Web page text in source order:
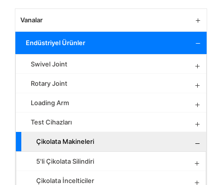
Vanalar
Endüstriyel Ürünler
Swivel Joint
Rotary Joint
Loading Arm
Test Cihazları
Çikolata Makineleri
5'li Çikolata Silindiri
Çikolata İncelticiler